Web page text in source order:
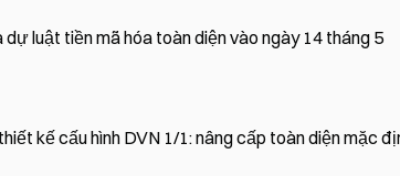
luật tiền mã hóa toàn diện vào ngày 14 tháng 5
kế cấu hình DVN 1/1: nâng cấp toàn diện mặc